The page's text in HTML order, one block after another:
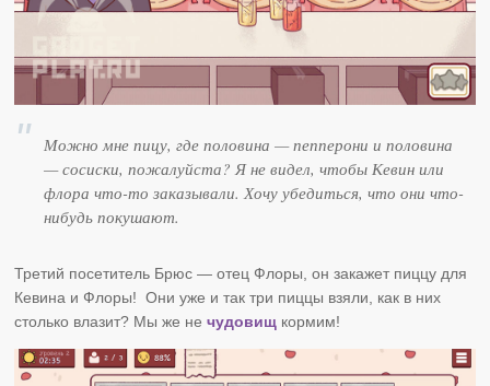
Можно мне пицу, где половина — пепперони и половина
— сосиски, пожалуйста? Я не видел, чтобы Кевин или
флора что-то заказывали. Хочу убедиться, что они что-
нибудь покушают.
Третий посетитель Брюс — отец Флоры, он закажет пиццу для
Кевина и Флоры! Они уже и так три пиццы взяли, как в них
столько влазит? Мы же нечудовищ кормим!